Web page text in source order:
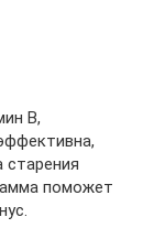
В,
старения
поможет